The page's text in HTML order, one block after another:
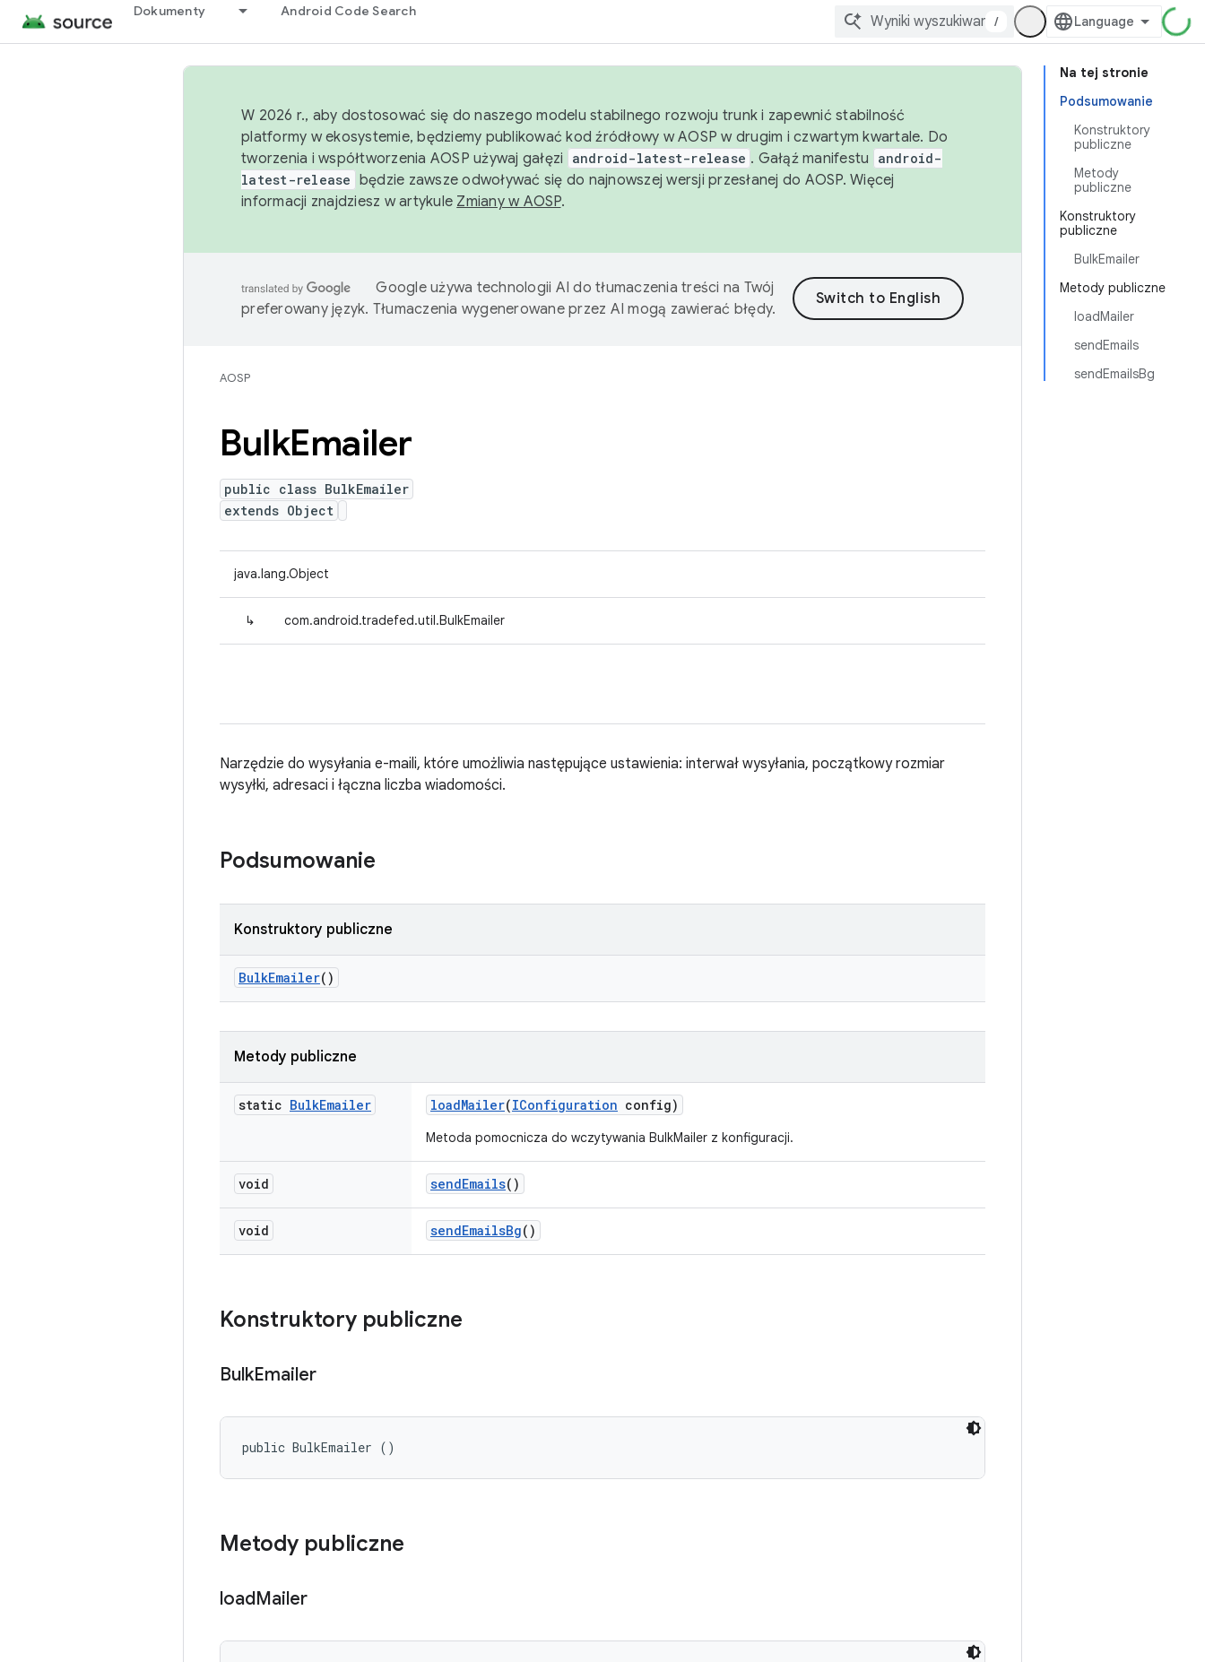
Dokumenty Android Code Search
/
Na tej stronie
Podsumowanie
Konstruktory
publiczne
Metody
publiczne
Konstruktory
publiczne
BulkEmailer
Metody publiczne
loadMailer
sendEmails
sendEmailsBg
W 2026 r., aby dostosować się do naszego modelu stabilnego rozwoju trunk i zapewnić stabilność
platformy w ekosystemie, będziemy publikować kod źródłowy w AOSP w drugim i czwartym kwartale. Do
tworzenia i współtworzenia AOSP używaj gałęzi
android-latest-release . Gałąź manifestu
android-
latest-release będzie zawsze odwoływać się do najnowszej wersji przesłanej do AOSP. Więcej
informacji znajdziesz w artykule Zmiany w AOSP.
Google używa technologii AI do tłumaczenia treści na Twój
preferowany język. Tłumaczenia wygenerowane przez AI mogą zawierać błędy.
AOSP
BulkEmailer
public class BulkEmailer
extends Object
java.lang.Object
↳ com.android.tradefed.util.BulkEmailer
Narzędzie do wysyłania e-maili, które umożliwia następujące ustawienia: interwał wysyłania, początkowy rozmiar
wysyłki, adresaci i łączna liczba wiadomości.
Podsumowanie
Konstruktory publiczne
BulkEmailer()
Metody publiczne
static BulkEmailer loadMailer(IConfiguration config)
Metoda pomocnicza do wczytywania BulkMailer z konfiguracji.
void sendEmails()
void sendEmailsBg()
Konstruktory publiczne
BulkEmailer
public BulkEmailer ()
Metody publiczne
loadMailer